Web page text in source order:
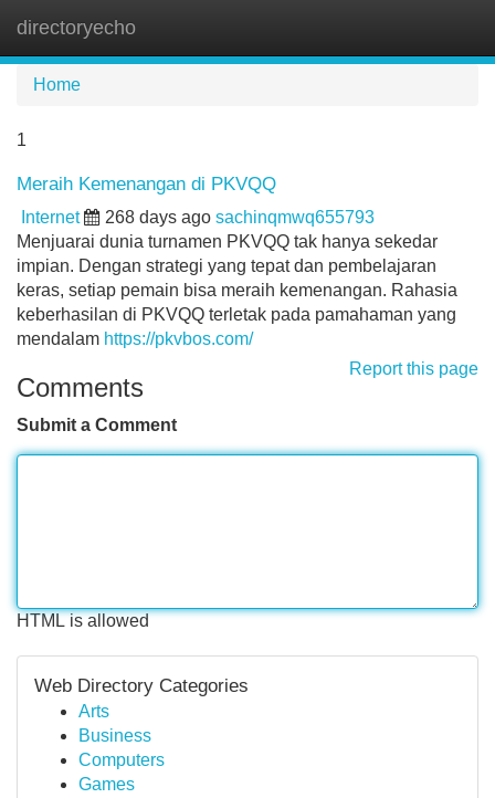
directoryecho
Home
1
Meraih Kemenangan di PKVQQ
Internet 268 days ago sachinqmwq655793
Menjuarai dunia turnamen PKVQQ tak hanya sekedar
impian. Dengan strategi yang tepat dan pembelajaran
keras, setiap pemain bisa meraih kemenangan. Rahasia
keberhasilan di PKVQQ terletak pada pamahaman yang
mendalam https://pkvbos.com/
Report this page
Comments
Submit a Comment
HTML is allowed
Web Directory Categories
Arts
Business
Computers
Games